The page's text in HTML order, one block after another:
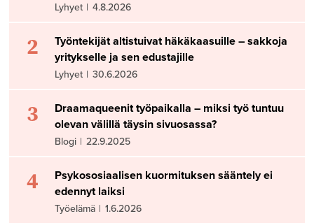
Lyhyet | 4.8.2026
2
Työntekijät altistuivat häkäkaasuille – sakkoja
yritykselle ja sen edustajille
Lyhyet | 30.6.2026
3
Draamaqueenit työpaikalla – miksi työ tuntuu
olevan välillä täysin sivuosassa?
Blogi | 22.9.2025
4
Psykososiaalisen kuormituksen sääntely ei
edennyt laiksi
Työelämä | 1.6.2026